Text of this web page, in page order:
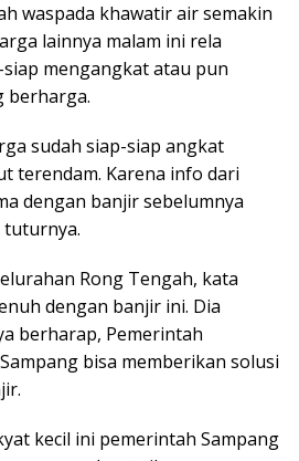
waspada khawatir air semakin
lainnya malam ini rela
mengangkat atau pun
berharga.
sudah siap-siap angkat
terendam. Karena info dari
dengan banjir sebelumnya
tuturnya.
Rong Tengah, kata
dengan banjir ini. Dia
berharap, Pemerintah
bisa memberikan solusi
kecil ini pemerintah Sampang